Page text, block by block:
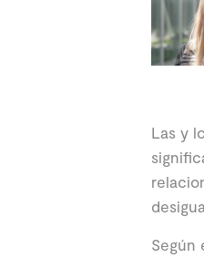
Las y
Según